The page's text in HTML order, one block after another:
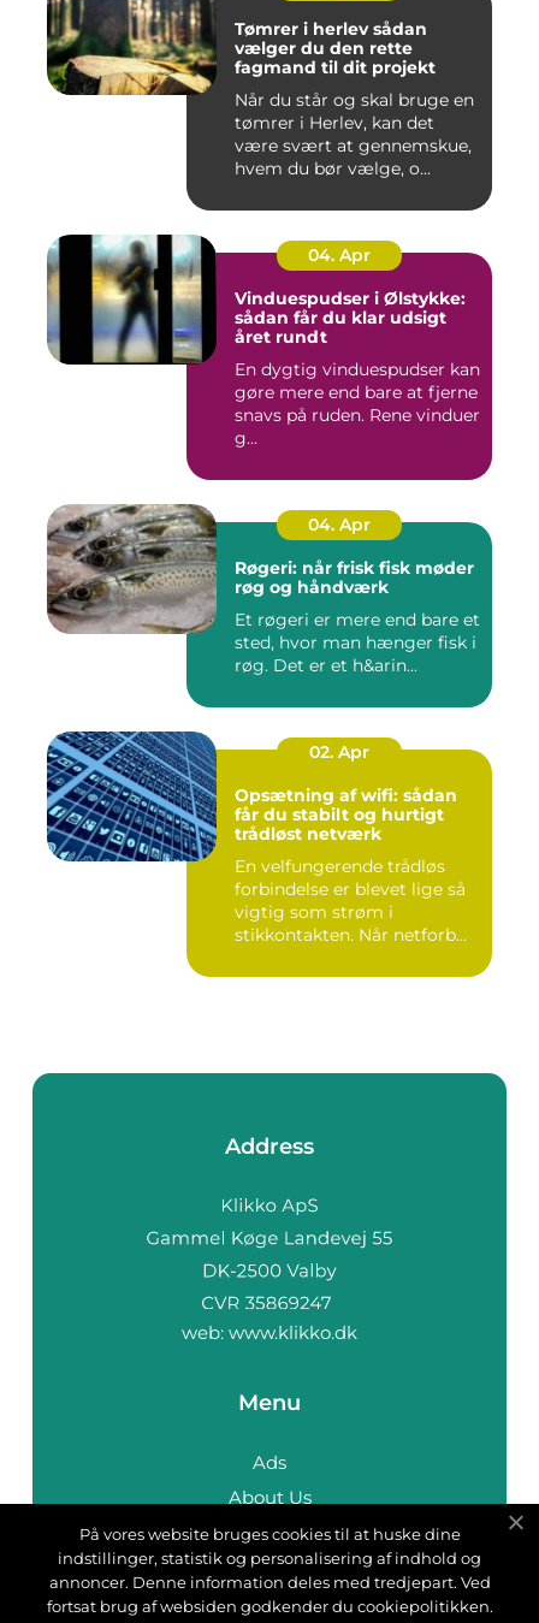
Tømrer i herlev sådan
vælger du den rette
fagmand til dit projekt
Når du står og skal bruge en
tømrer i Herlev, kan det
være svært at gennemskue,
hvem du bør vælge, o...
04. Apr
Vinduespudser i Ølstykke:
sådan får du klar udsigt
året rundt
En dygtig vinduespudser kan
gøre mere end bare at fjerne
snavs på ruden. Rene vinduer
g...
04. Apr
Røgeri: når frisk fisk møder
røg og håndværk
Et røgeri er mere end bare et
sted, hvor man hænger fisk i
røg. Det er et h&arin...
02. Apr
Opsætning af wifi: sådan
får du stabilt og hurtigt
trådløst netværk
En velfungerende trådløs
forbindelse er blevet lige så
vigtig som strøm i
stikkontakten. Når netforb...
Address
web: www.klikko.dk
Menu
Ads
About Us
Cookies
Contact
Sitemap
På vores website bruges cookies til at huske dine
indstillinger, statistik og personalisering af indhold og
annoncer. Denne information deles med tredjepart. Ved
fortsat brug af websiden godkender du cookiepolitikken.